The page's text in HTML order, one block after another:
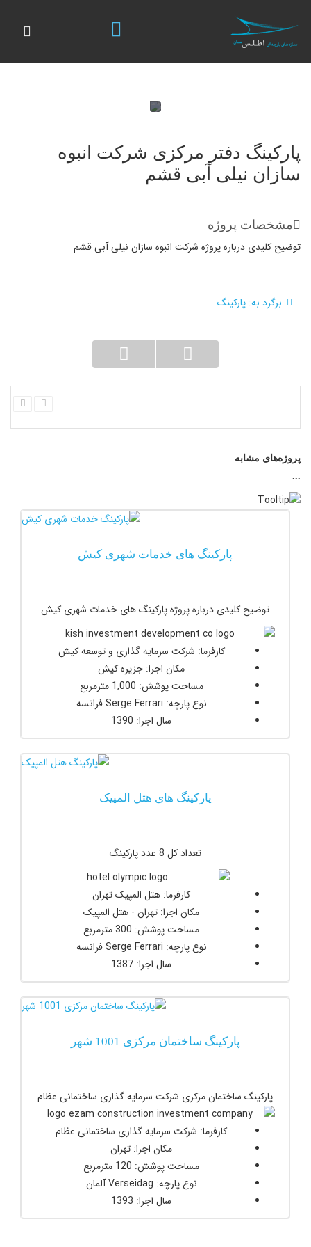
پارکینگ دفتر مرکزی شرکت انبوه
سازان نیلی آبی قشم
مشخصات پروژه
توضیح کلیدی درباره پروژه شرکت انبوه سازان نیلی آبی قشم
برگرد به: پارکینگ
پروژه‌های مشابه
...
پارکینگ های خدمات شهری کیش
توضیح کلیدی درباره پروژه پارکینگ های خدمات شهری کیش
کارفرما: شرکت سرمایه گذاری و توسعه کیش
مکان اجرا: جزیره کیش
مساحت پوشش: 1,000 مترمربع
نوع پارچه: Serge Ferrari فرانسه
سال اجرا: 1390
پارکینگ های هتل المپیک
تعداد کل 8 عدد پارکینگ
کارفرما: هتل المپیک تهران
مکان اجرا: تهران - هتل المپیک
مساحت پوشش: 300 مترمربع
نوع پارچه: Serge Ferrari فرانسه
سال اجرا: 1387
پارکینگ ساختمان مرکزی 1001 شهر
پارکینگ ساختمان مرکزی شرکت سرمایه گذاری ساختمانی عظام
کارفرما: شرکت سرمایه گذاری ساختمانی عظام
مکان اجرا: تهران
مساحت پوشش: 120 مترمربع
نوع پارچه: Verseidag آلمان
سال اجرا: 1393